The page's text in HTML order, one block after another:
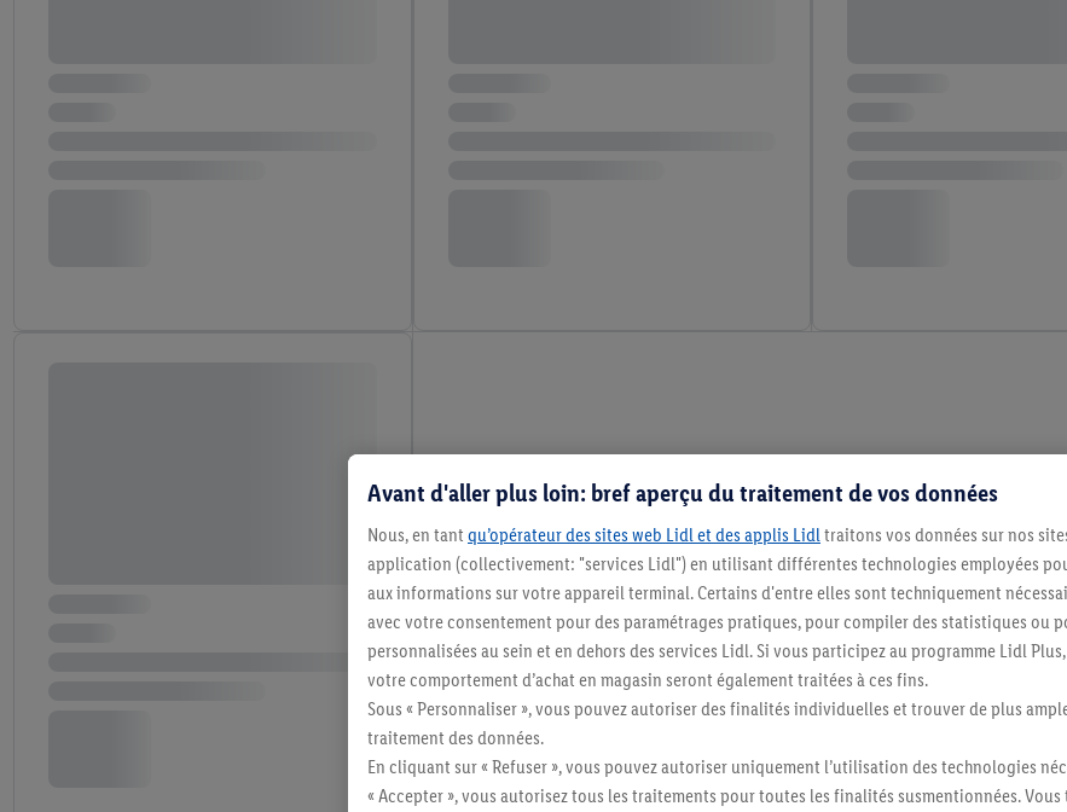
Avant d'aller plus loin: bref aperçu du traitement de vos données
Nous, en tant qu’opérateur des sites web Lidl et des applis Lidltraitons vos données sur nos
application (collectivement: "services Lidl") en utilisant différentes technologies employées
aux informations sur votre appareil terminal. Certains d'entre elles sont techniquement
avec votre consentement pour des paramétrages pratiques, pour compiler des statistiques ou
personnalisées au sein et en dehors des services Lidl. Si vous participez au programme Lidl
votre comportement d’achat en magasin seront également traitées à ces fins.
Sous « Personnaliser », vous pouvez autoriser des finalités individuelles et trouver de plus
traitement des données.
En cliquant sur « Refuser », vous pouvez autoriser uniquement l’utilisation des technologies
« Accepter », vous autorisez tous les traitements pour toutes les finalités susmentionnées.